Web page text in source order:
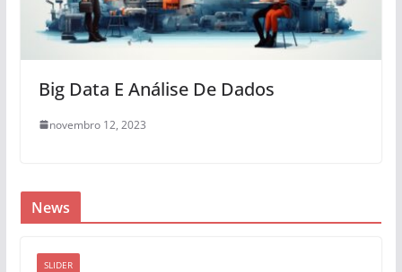
Big Data E Análise De Dados
novembro 12, 2023
News
SLIDER